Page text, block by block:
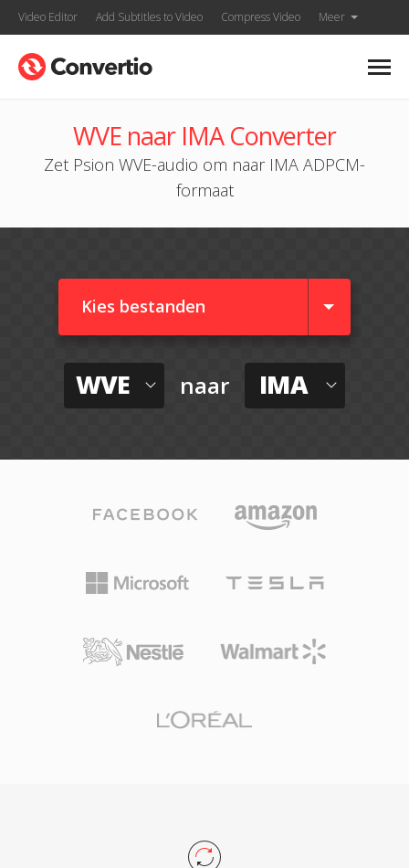
Video Editor Add Subtitles to Video Compress Video Meer
WVE naar IMA Converter
Zet Psion WVE-audio om naar IMA ADPCM-
formaat
Kies bestanden
WVE naar IMA